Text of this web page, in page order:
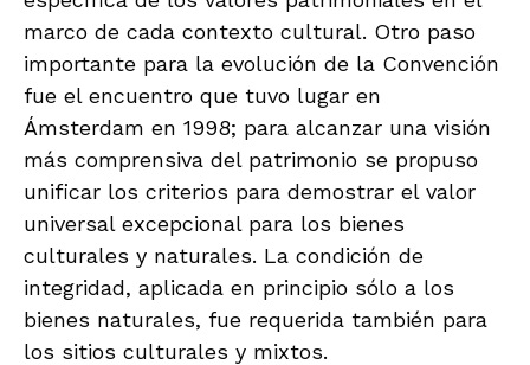
marco de cada contexto cultural. Otro paso
importante para la evolución de la Convención
fue el encuentro que tuvo lugar en
Ámsterdam en 1998; para alcanzar una visión
más comprensiva del patrimonio se propuso
unificar los criterios para demostrar el valor
universal excepcional para los bienes
culturales y naturales. La condición de
integridad, aplicada en principio sólo a los
bienes naturales, fue requerida también para
los sitios culturales y mixtos.